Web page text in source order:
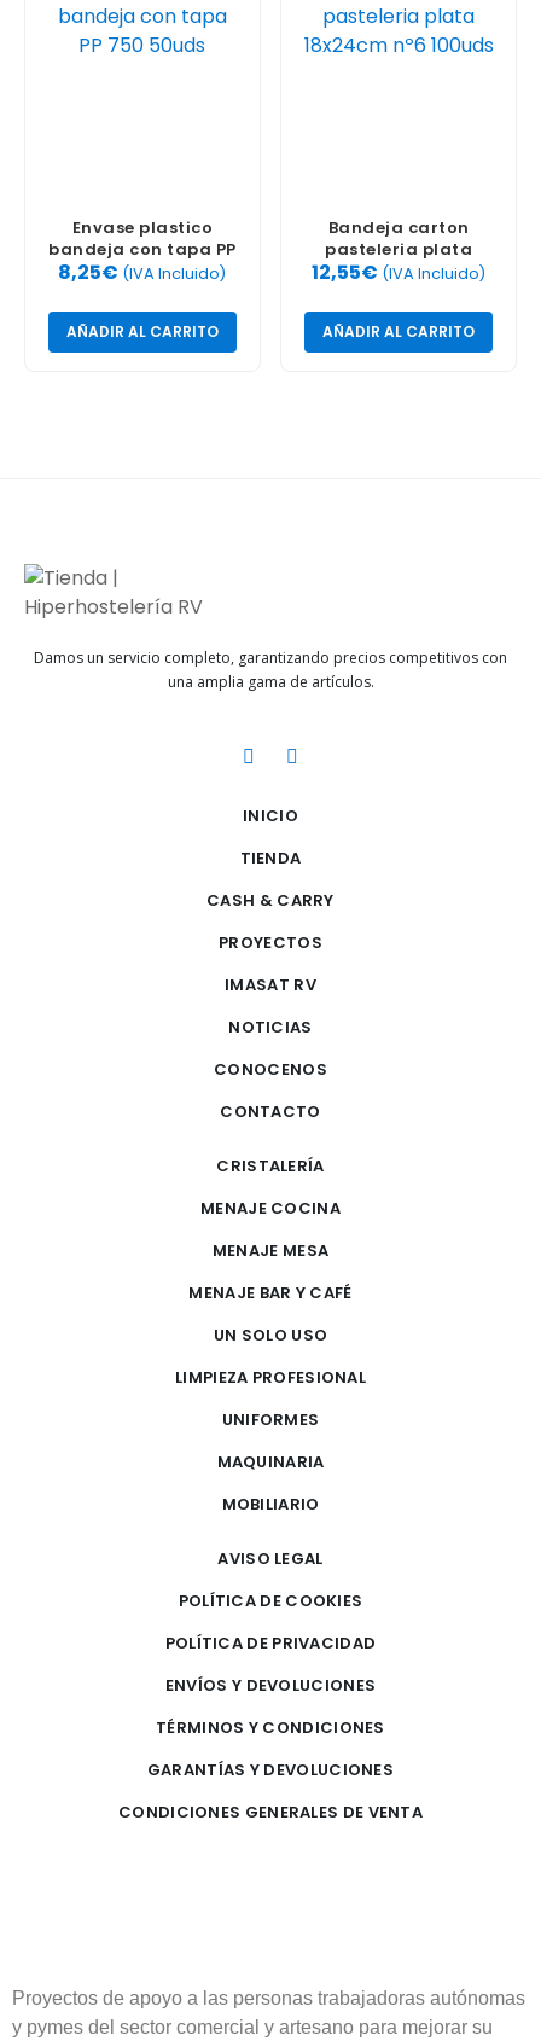
Envase plastico
bandeja con tapa PP
750 50uds
8,25€ (IVA Incluido)
AÑADIR AL CARRITO
Bandeja carton
pasteleria plata
18x24cm nº6 100uds
12,55€ (IVA Incluido)
AÑADIR AL CARRITO
Damos un servicio completo, garantizando precios competitivos con
una amplia gama de artículos.
INICIO
TIENDA
CASH & CARRY
PROYECTOS
IMASAT RV
NOTICIAS
CONOCENOS
CONTACTO
CRISTALERÍA
MENAJE COCINA
MENAJE MESA
MENAJE BAR Y CAFÉ
UN SOLO USO
LIMPIEZA PROFESIONAL
UNIFORMES
MAQUINARIA
MOBILIARIO
AVISO LEGAL
POLÍTICA DE COOKIES
POLÍTICA DE PRIVACIDAD
ENVÍOS Y DEVOLUCIONES
TÉRMINOS Y CONDICIONES
GARANTÍAS Y DEVOLUCIONES
CONDICIONES GENERALES DE VENTA
Proyectos de apoyo a las personas trabajadoras autónomas
y pymes del sector comercial y artesano para mejorar su